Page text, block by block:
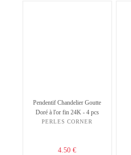
Pendentif Chandelier Goutte
Doré à l'or fin 24K - 4 pcs
PERLES CORNER
4.50 €